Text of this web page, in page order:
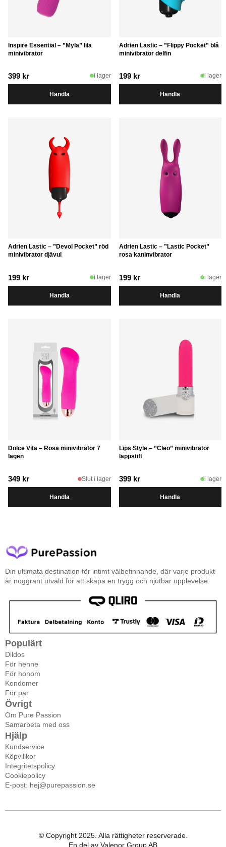
Inspire Essential – ”Myla” lila
minivibrator
399 kr i lager
Handla
Adrien Lastic – ”Flippy Pocket” blå
minivibrator delfin
199 kr i lager
Handla
Adrien Lastic – ”Devol Pocket” röd
minivibrator djävul
199 kr i lager
Handla
Adrien Lastic – ”Lastic Pocket”
rosa kaninvibrator
199 kr i lager
Handla
Dolce Vita – Rosa minivibrator 7
lägen
349 kr Slut i lager
Handla
Lips Style – ”Cleo” minivibrator
läppstift
399 kr i lager
Handla
Din ultimata destination för intimt välbefinnande, där varje produkt
är noggrant utvald för att skapa en trygg och njutbar upplevelse.
Populärt
Dildos
För henne
För honom
Kondomer
För par
Övrigt
Om Pure Passion
Samarbeta med oss
Hjälp
Kundservice
Köpvillkor
Integritetspolicy
Cookiepolicy
E-post: hej@purepassion.se
© Copyright 2025. Alla rättigheter reserverade.
En del av Valenor Group AB